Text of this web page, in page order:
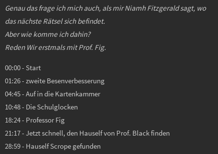
Genau das frage ich mich auch, als mir Niamh Fitzgerald sagt, wo
das nächste Rätsel sich befindet.
Aber wie komme ich dahin?
Reden Wir erstmals mit Prof. Fig.
00:00 - Start
01:26 - zweite Besenverbesserung
04:45 - Auf in die Kartenkammer
10:48 - Die Schulglocken
18:24 - Professor Fig
21:17 - Jetzt schnell, den Hauself von Prof. Black finden
28:59 - Hauself Scrope gefunden